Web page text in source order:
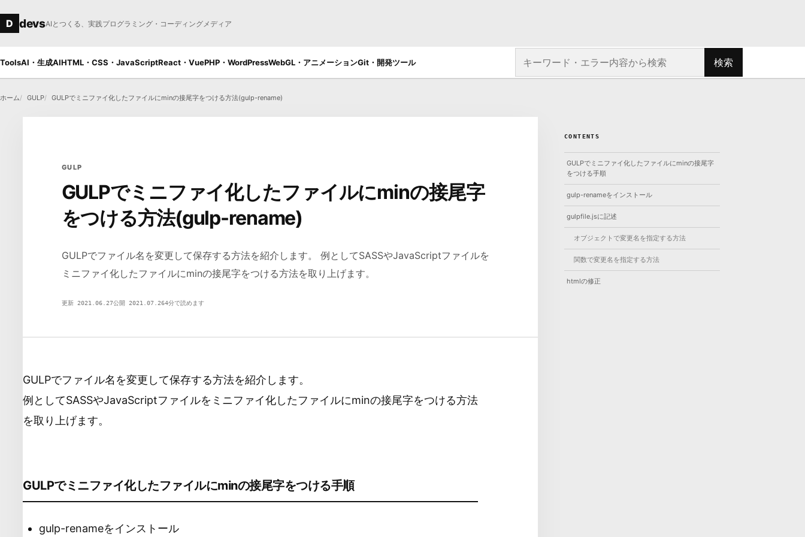
D devsAIとつくる、実践プログラミング・コーディングメディア
ToolsAI・生成AIHTML・CSS・JavaScriptReact・VuePHP・WordPressWebGL・アニメーションGit・開発ツール
サイト内を検索
検索
ホーム GULP GULPでミニファイ化したファイルにminの接尾字をつける方法(gulp-rename)
GULP
GULPでミニファイ化したファイルにminの接尾字
をつける方法(gulp-rename)
GULPでファイル名を変更して保存する方法を紹介します。 例としてSASSやJavaScriptファイルを
ミニファイ化したファイルにminの接尾字をつける方法を取り上げます。
更新 2021.06.27公開 2021.07.264分で読めます
GU
GULPでファイル名を変更して保存する方法を紹介します。
例としてSASSやJavaScriptファイルをミニファイ化したファイルにminの接尾字をつける方法
を取り上げます。
GULPでミニファイ化したファイルにminの接尾字をつける手順
gulp-renameをインストール
CONTENTS
GULPでミニファイ化したファイルにminの接尾字
をつける手順
gulp-renameをインストール
gulpfile.jsに記述
オブジェクトで変更名を指定する方法
関数で変更名を指定する方法
htmlの修正